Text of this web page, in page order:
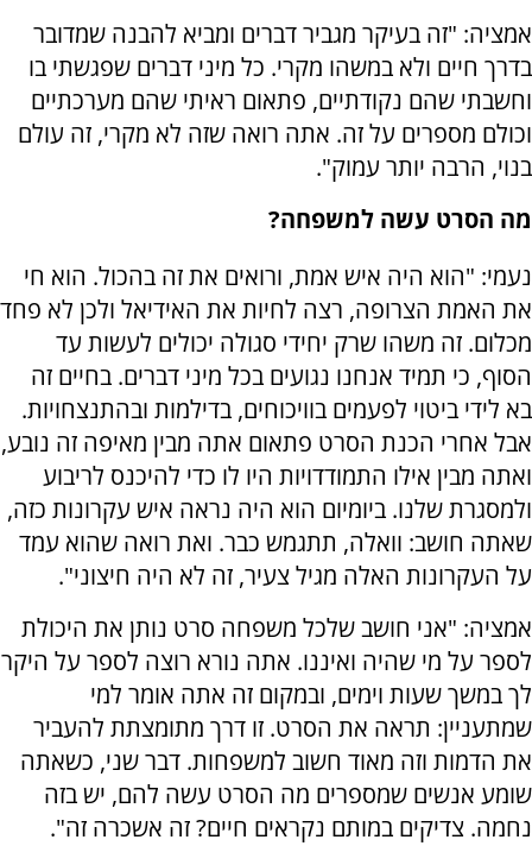
אמציה: "זה בעיקר מגביר דברים ומביא להבנה שמדובר
בדרך חיים ולא במשהו מקרי. כל מיני דברים שפגשתי בו
וחשבתי שהם נקודתיים, פתאום ראיתי שהם מערכתיים
וכולם מספרים על זה. אתה רואה שזה לא מקרי, זה עולם
בנוי, הרבה יותר עמוק".
מה הסרט עשה למשפחה?
נעמי: "הוא היה איש אמת, ורואים את זה בהכול. הוא חי
את האמת הצרופה, רצה לחיות את האידיאל ולכן לא פחד
מכלום. זה משהו שרק יחידי סגולה יכולים לעשות עד
הסוף, כי תמיד אנחנו נגועים בכל מיני דברים. בחיים זה
בא לידי ביטוי לפעמים בוויכוחים, בדילמות ובהתנצחויות.
אבל אחרי הכנת הסרט פתאום אתה מבין מאיפה זה נובע,
ואתה מבין אילו התמודדויות היו לו כדי להיכנס לריבוע
ולמסגרת שלנו. ביומיום הוא היה נראה איש עקרונות כזה,
שאתה חושב: וואלה, תתגמש כבר. ואת רואה שהוא עמד
על העקרונות האלה מגיל צעיר, זה לא היה חיצוני".
אמציה: "אני חושב שלכל משפחה סרט נותן את היכולת
לספר על מי שהיה ואיננו. אתה נורא רוצה לספר על היקר
לך במשך שעות וימים, ובמקום זה אתה אומר למי
שמתעניין: תראה את הסרט. זו דרך מתומצתת להעביר
את הדמות וזה מאוד חשוב למשפחות. דבר שני, כשאתה
שומע אנשים שמספרים מה הסרט עשה להם, יש בזה
נחמה. צדיקים במותם נקראים חיים? זה אשכרה זה".